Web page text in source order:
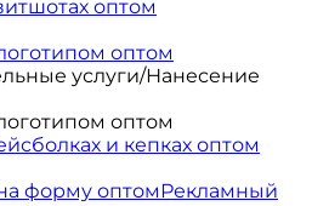
оптом
оптом
услуги/Нанесение
оптом
и кепках оптом
форму оптомРекламный